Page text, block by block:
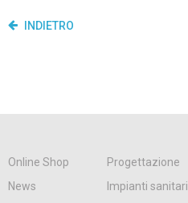
INDIETRO
Online Shop
Progettazione
News
Impianti sanitari